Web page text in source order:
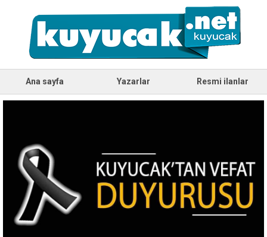
Ana sayfa Yazarlar Resmi ilanlar